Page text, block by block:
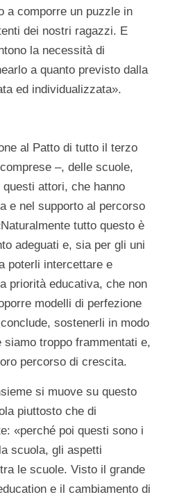
a comporre un puzzle in
dei nostri ragazzi. E
la necessità di
a quanto previsto dalla
ed individualizzata».
al Patto di tutto il terzo
–, delle scuole,
attori, che hanno
e nel supporto al percorso
tutto questo è
adeguati e, sia per gli uni
poterli intercettare e
priorità educativa, che non
modelli di perfezione
sostenerli in modo
troppo frammentati e,
percorso di crescita.
si muove su questo
piuttosto che di
«perché poi questi sono i
scuola, gli aspetti
le scuole. Visto il grande
e il cambiamento di